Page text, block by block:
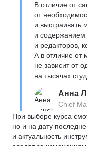
В отличие от
от
и выстраивать
и
и редакторов,
А в отличие от
не зависит от
на тысячах
Анна
Chief
При выборе курса
но и на дату
и актуальность